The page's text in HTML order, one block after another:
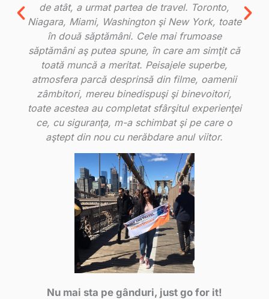
de atât, a urmat partea de travel. Toronto,
Niagara, Miami, Washington şi New York, toate
în două săptămâni. Cele mai frumoase
săptămâni aş putea spune, în care am simţit că
toată muncă a meritat. Peisajele superbe,
atmosfera parcă desprinsă din filme, oamenii
zâmbitori, mereu binedispuşi şi binevoitori,
toate acestea au completat sfârşitul experienţei
ce, cu siguranţa, m-a schimbat şi pe care o
aştept din nou cu nerăbdare anul viitor.
Nu mai sta pe gânduri, just go for it!